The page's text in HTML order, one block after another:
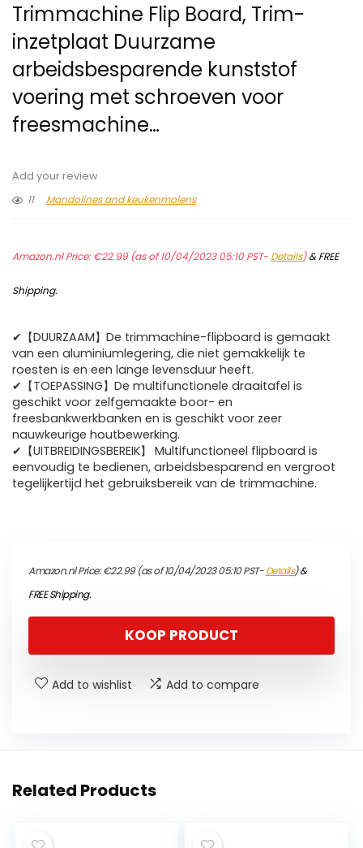
Trimmachine Flip Board, Trim-
inzetplaat Duurzame
arbeidsbesparende kunststof
voering met schroeven voor
freesmachine…
Add your review
11
Mandolines and keukenmolens
Amazon.nl Price:€22.99(as of 10/04/2023 05:10 PST- Details)&FREE
Shipping.
✔【DUURZAAM】De trimmachine-flipboard is gemaakt
van een aluminiumlegering, die niet gemakkelijk te
roesten is en een lange levensduur heeft.
✔【TOEPASSING】De multifunctionele draaitafel is
geschikt voor zelfgemaakte boor- en
freesbankwerkbanken en is geschikt voor zeer
nauwkeurige houtbewerking.
✔【UITBREIDINGSBEREIK】 Multifunctioneel flipboard is
eenvoudig te bedienen, arbeidsbesparend en vergroot
tegelijkertijd het gebruiksbereik van de trimmachine.
Amazon.nl Price:€22.99(as of 10/04/2023 05:10 PST-Details)&
FREE Shipping.
KOOP PRODUCT
Add to wishlist Add to compare
Related Products